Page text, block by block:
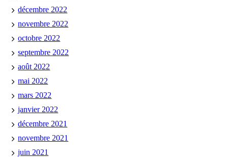
décembre 2022
novembre 2022
octobre 2022
septembre 2022
août 2022
mai 2022
mars 2022
janvier 2022
décembre 2021
novembre 2021
juin 2021